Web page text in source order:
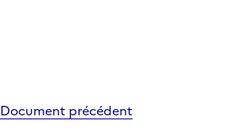
Document précédent